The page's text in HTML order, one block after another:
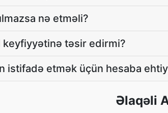
nə etməli?
keyfiyyətinə təsir edirmi?
istifadə etmək üçün hesaba
Əlaqəli